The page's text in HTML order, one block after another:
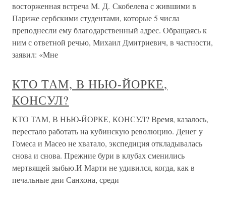
восторженная встреча М. Д. Скобелева с жившими в
Париже сербскими студентами, которые 5 числа
преподнесли ему благодарственный адрес. Обращаясь к
ним с ответной речью, Михаил Дмитриевич, в частности,
заявил: «Мне
КТО ТАМ, В НЬЮ-ЙОРКЕ,
КОНСУЛ?
КТО ТАМ, В НЬЮ-ЙОРКЕ, КОНСУЛ? Время, казалось,
перестало работать на кубинскую революцию. Денег у
Гомеса и Масео не хватало, экспедиция откладывалась
снова и снова. Прежние бури в клубах сменились
мертвящей зыбью.И Марти не удивился, когда, как в
печальные дни Санхона, среди